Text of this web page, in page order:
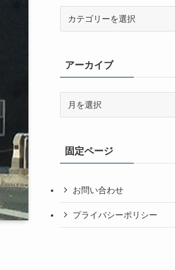
ーアーカイブ
ブ固定ページ
お問い合わせ
プライバシーポリシー